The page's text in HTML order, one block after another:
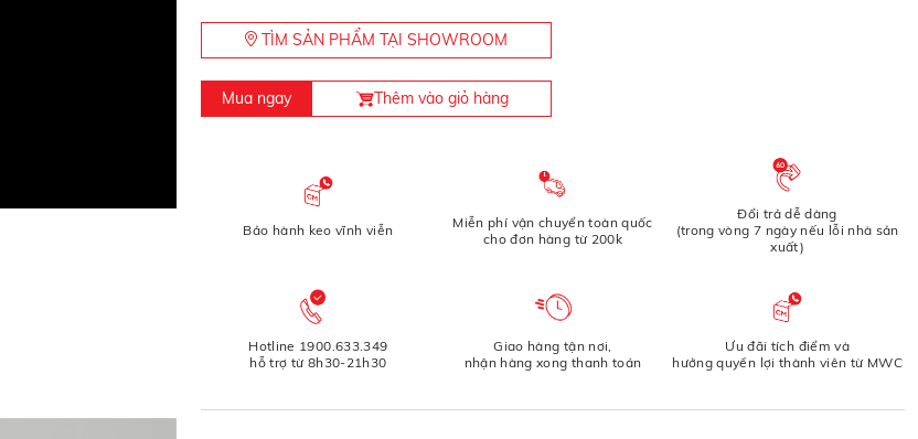
TÌM SẢN PHẨM TẠI SHOWROOM
Mua ngay Thêm vào giỏ hàng
Bảo hành keo vĩnh viễn
Miễn phí vận chuyển toàn quốc
cho đơn hàng từ 200k
Đổi trả dễ dàng
(trong vòng 7 ngày nếu lỗi nhà sản
xuất)
Hotline 1900.633.349
hỗ trợ từ 8h30-21h30
Giao hàng tận nơi,
nhận hàng xong thanh toán
Ưu đãi tích điểm và
hưởng quyền lợi thành viên từ MWC